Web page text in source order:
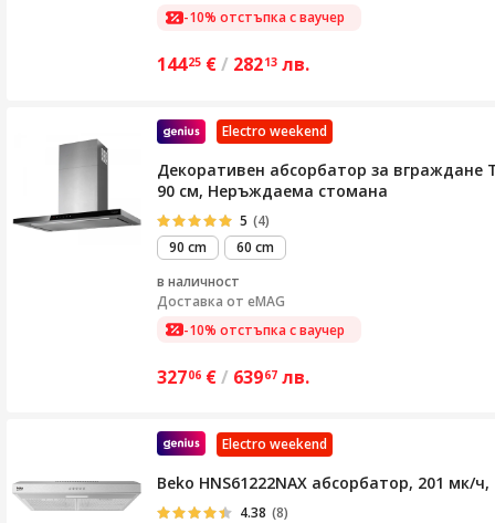
-10% отстъпка с ваучер
14425 €/ 28213 лв.
Electro weekend
Декоративен абсорбатор за вграждане
90 см, Неръждаема стомана
5 (4)
90 cm
60 cm
в наличност
Доставка от eMAG
-10% отстъпка с ваучер
32706 €/ 63967 лв.
Electro weekend
Beko HNS61222NAX абсорбатор, 201 мк/
4.38 (8)